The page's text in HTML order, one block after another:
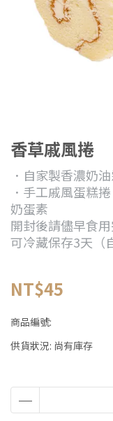
香草戚風捲
．自家製香濃奶
．手工戚風蛋糕捲
奶蛋素
開封後請儘早食
可冷藏保存3天（
NT$45
商品編號:
供貨狀況: 尚有庫存